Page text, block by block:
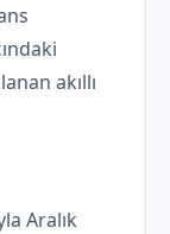
akıllı
Aralık